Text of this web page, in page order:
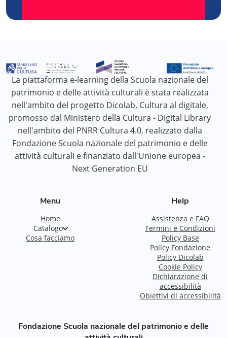
La piattaforma e-learning della Scuola nazionale del
patrimonio e delle attività culturali è stata realizzata
nell'ambito del progetto Dicolab. Cultura al digitale,
promosso dal Ministero della Cultura - Digital Library
nell'ambito del PNRR Cultura 4.0, realizzato dalla
Fondazione Scuola nazionale del patrimonio e delle
attività culturali e finanziato dall'Unione europea -
Next Generation EU
Menu
Home
Catalogo
Cosa facciamo
Help
Assistenza e FAQ
Termini e Condizioni
Policy Base
Policy Fondazione
Policy Dicolab
Cookie Policy
Dichiarazione di
accessibilità
Obiettivi di accessibilità
Fondazione Scuola nazionale del patrimonio e delle